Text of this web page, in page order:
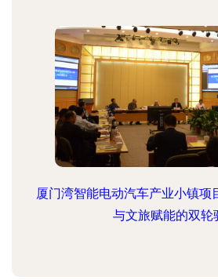
厦门湾智能电动汽车产业小镇项
与文旅赋能的双轮